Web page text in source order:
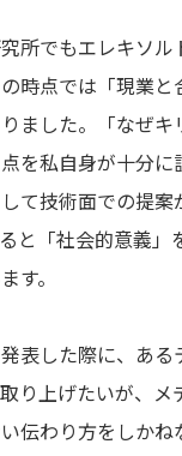
所でもエレキソル
時点では「現業と
ました。「なぜキ
を私自身が十分に
て技術面での提案
と「社会的意義」
す。
表した際に、ある
り上げたいが、メ
伝わり方をしかね